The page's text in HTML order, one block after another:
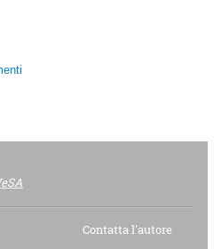
Contatta l'autore